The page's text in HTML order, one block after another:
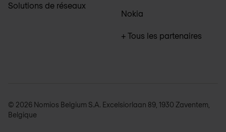
Solutions de réseaux
Nokia
+ Tous les partenaires
© 2026 Nomios Belgium S.A. Excelsiorlaan 89, 1930 Zaventem,
Belgique